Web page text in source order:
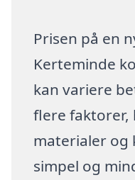
Prisen på en
Kerteminde
kan variere
flere faktorer,
materialer og
simpel og